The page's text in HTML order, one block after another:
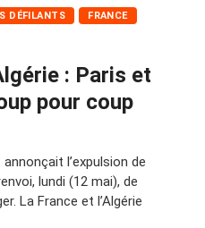
DÉFILANTS FRANCE
: Paris et
pour coup
l’expulsion de
lundi (12 mai), de
La France et l’Algérie